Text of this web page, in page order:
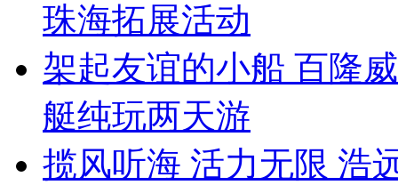
珠海拓展活动
架起友谊的小船 百隆
艇纯玩两天游
揽风听海 活力无限 浩